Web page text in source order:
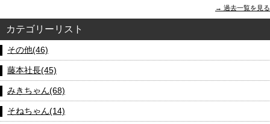
過去一覧を見る
カテゴリーリスト
その他(46)
藤本社長(45)
みきちゃん(68)
そねちゃん(14)